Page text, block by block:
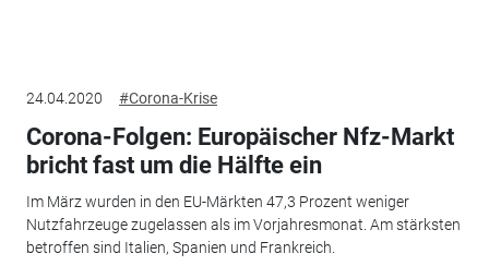
24.04.2020 #Corona-Krise
Corona-Folgen: Europäischer Nfz-Markt
bricht fast um die Hälfte ein
Im März wurden in den EU-Märkten 47,3 Prozent weniger
Nutzfahrzeuge zugelassen als im Vorjahresmonat. Am stärksten
betroffen sind Italien, Spanien und Frankreich.